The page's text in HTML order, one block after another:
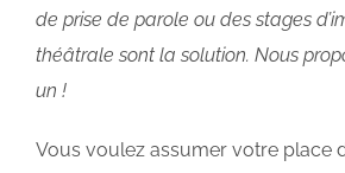
de prise de parole ou des stages
théâtrale sont la solution. Nous
un !
Vous voulez assumer votre place